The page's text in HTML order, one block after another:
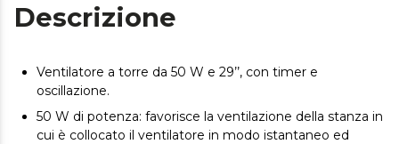
Descrizione
Ventilatore a torre da 50 W e 29’’, con timer e
oscillazione.
50 W di potenza: favorisce la ventilazione della stanza in
cui è collocato il ventilatore in modo istantaneo ed